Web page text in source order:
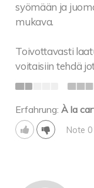
syömään ja
mukava.
Toivottavasti
voitaisiin tehdä
Erfahrung:À la
Note 0